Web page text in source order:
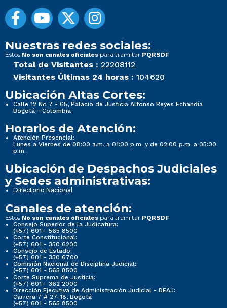
Nuestras redes sociales:
Estos No son canales oficiales para tramitar PQRSDF
Total de Visitantes : 22208112
Visitantes Últimas 24 horas : 104620
Ubicación Altas Cortes:
Calle 12 No 7 - 65, Palacio de Justicia Alfonso Reyes Echandía
Bogotá - Colombia
Horarios de Atención:
Atención Presencial:
Lunes a Viernes de 08:00 a.m. a 01:00 p.m. y de 02:00 p.m. a 05:00
p.m.
Ubicación de Despachos Judiciales
y Sedes administrativas:
Directorio Nacional
Canales de atención:
Estos No son canales oficiales para tramitar PQRSDF
Consejo Superior de la Judicatura:
(+57) 601 - 565 8500
Corte Constitucional:
(+57) 601 - 350 6200
Consejo de Estado:
(+57) 601 - 350 6700
Comisión Nacional de Disciplina Judicial:
(+57) 601 - 565 8500
Corte Suprema de Justicia:
(+57) 601 - 362 2000
Dirección Ejecutiva de Administración Judicial - DEAJ:
Carrera 7 # 27-18, Bogotá
(+57) 601 - 565 8500